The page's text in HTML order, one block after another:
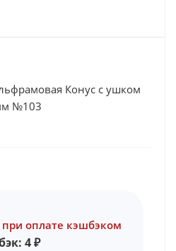
Конус с ушком
№103
при оплате кэшбэком
4₽